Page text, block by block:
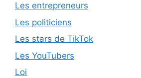
Les entrepreneurs
Les politiciens
Les stars de TikTok
Les YouTubers
Loi